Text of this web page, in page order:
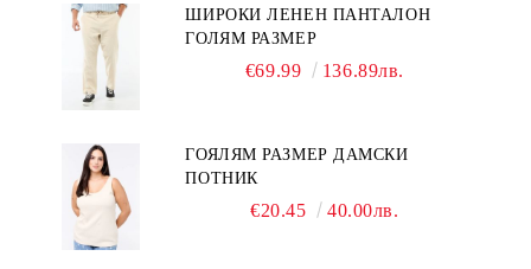
ШИРОКИ ЛЕНЕН ПАНТАЛОН
ГОЛЯМ РАЗМЕР
€69.99 136.89лв.
ГОЯЛЯМ РАЗМЕР ДАМСКИ
ПОТНИК
€20.45 40.00лв.